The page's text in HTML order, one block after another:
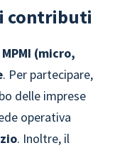
contributi
MPMI (micro,
. Per partecipare,
delle imprese
operativa
. Inoltre, il